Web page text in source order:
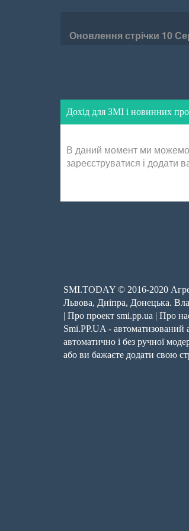
Оновлення стрічки 10
Дохід для ЗМІ і новинних
В даний момент ми
зареєструватися і додати
SMI.TODAY © 2016-2020
Львова, Дніпра, Донецька.
| Про проект smi.pp.ua | Про
Smi.PP.UA - автоматизований
автоматично і без ручної
або ви бажаєте додати свою